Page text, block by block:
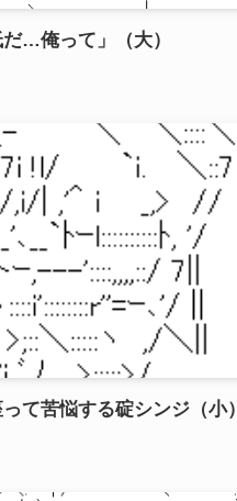
…俺って」（大）
て苦悩する碇シンジ（小）